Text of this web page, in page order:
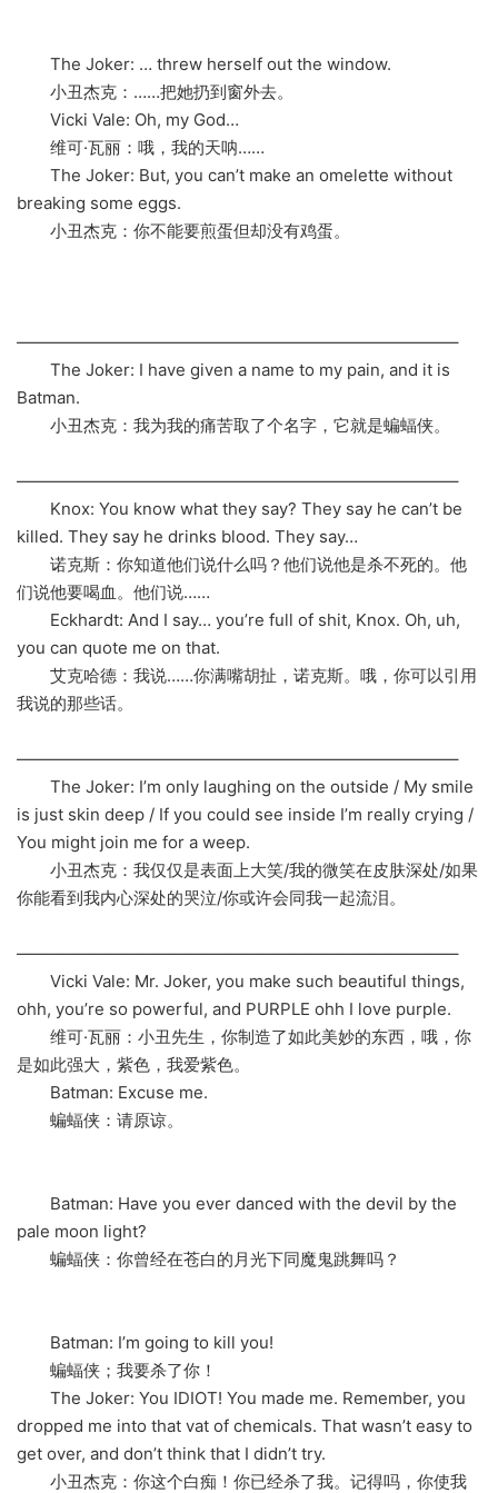
The Joker: … threw herself out the window.
小丑杰克：……把她扔到窗外去。
Vicki Vale: Oh, my God…
维可·瓦丽：哦，我的天呐……
The Joker: But, you can’t make an omelette without
breaking some eggs.
小丑杰克：你不能要煎蛋但却没有鸡蛋。
——————————————————————————–
The Joker: I have given a name to my pain, and it is
Batman.
小丑杰克：我为我的痛苦取了个名字，它就是蝙蝠侠。
——————————————————————————–
Knox: You know what they say? They say he can’t be
killed. They say he drinks blood. They say…
诺克斯：你知道他们说什么吗？他们说他是杀不死的。他
们说他要喝血。他们说……
Eckhardt: And I say… you’re full of shit, Knox. Oh, uh,
you can quote me on that.
艾克哈德：我说……你满嘴胡扯，诺克斯。哦，你可以引用
我说的那些话。
——————————————————————————–
The Joker: I’m only laughing on the outside / My smile
is just skin deep / If you could see inside I’m really crying /
You might join me for a weep.
小丑杰克：我仅仅是表面上大笑/我的微笑在皮肤深处/如果
你能看到我内心深处的哭泣/你或许会同我一起流泪。
——————————————————————————–
Vicki Vale: Mr. Joker, you make such beautiful things,
ohh, you’re so powerful, and PURPLE ohh I love purple.
维可·瓦丽：小丑先生，你制造了如此美妙的东西，哦，你
是如此强大，紫色，我爱紫色。
Batman: Excuse me.
蝙蝠侠：请原谅。
Batman: Have you ever danced with the devil by the
pale moon light?
蝙蝠侠：你曾经在苍白的月光下同魔鬼跳舞吗？
Batman: I’m going to kill you!
蝙蝠侠；我要杀了你！
The Joker: You IDIOT! You made me. Remember, you
dropped me into that vat of chemicals. That wasn’t easy to
get over, and don’t think that I didn’t try.
小丑杰克：你这个白痴！你已经杀了我。记得吗，你使我